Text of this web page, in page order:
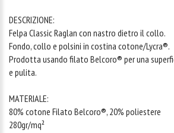
DESCRIZIONE:
Felpa Classic Raglan con nastro dietro il collo.
Fondo, collo e polsini in costina cotone/Lycra®.
Prodotta usando filato Belcoro® per una
e pulita.
MATERIALE:
80% cotone Filato Belcoro®, 20% poliestere
280gr/mq²